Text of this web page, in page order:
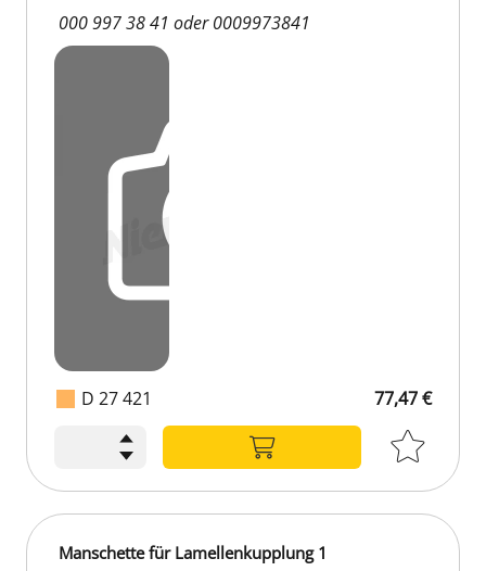
D 27 421
000 997 38 41 oder 0009973841
77,47 €
Manschette für Lamellenkupplung 1